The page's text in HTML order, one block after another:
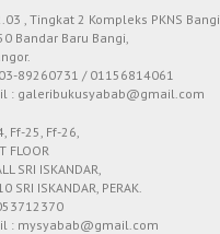
, Tingkat 2 Kompleks PKNS Bangi
Bandar Baru Bangi,
89260731 / 01156814061
: galeribukusyabab@gmail.com
Ff-25, Ff-26,
FLOOR
SRI ISKANDAR,
SRI ISKANDAR, PERAK.
: mysyabab@gmail.com